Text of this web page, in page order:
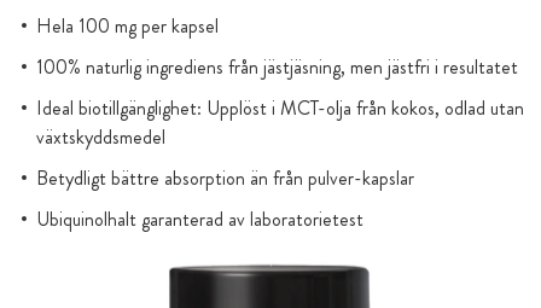
Hela 100 mg per kapsel
100% naturlig ingrediens från jästjäsning, men jästfri i resultatet
Ideal biotillgänglighet: Upplöst i MCT-olja från kokos, odlad utan
växtskyddsmedel
Betydligt bättre absorption än från pulver-kapslar
Ubiquinolhalt garanterad av laboratorietest